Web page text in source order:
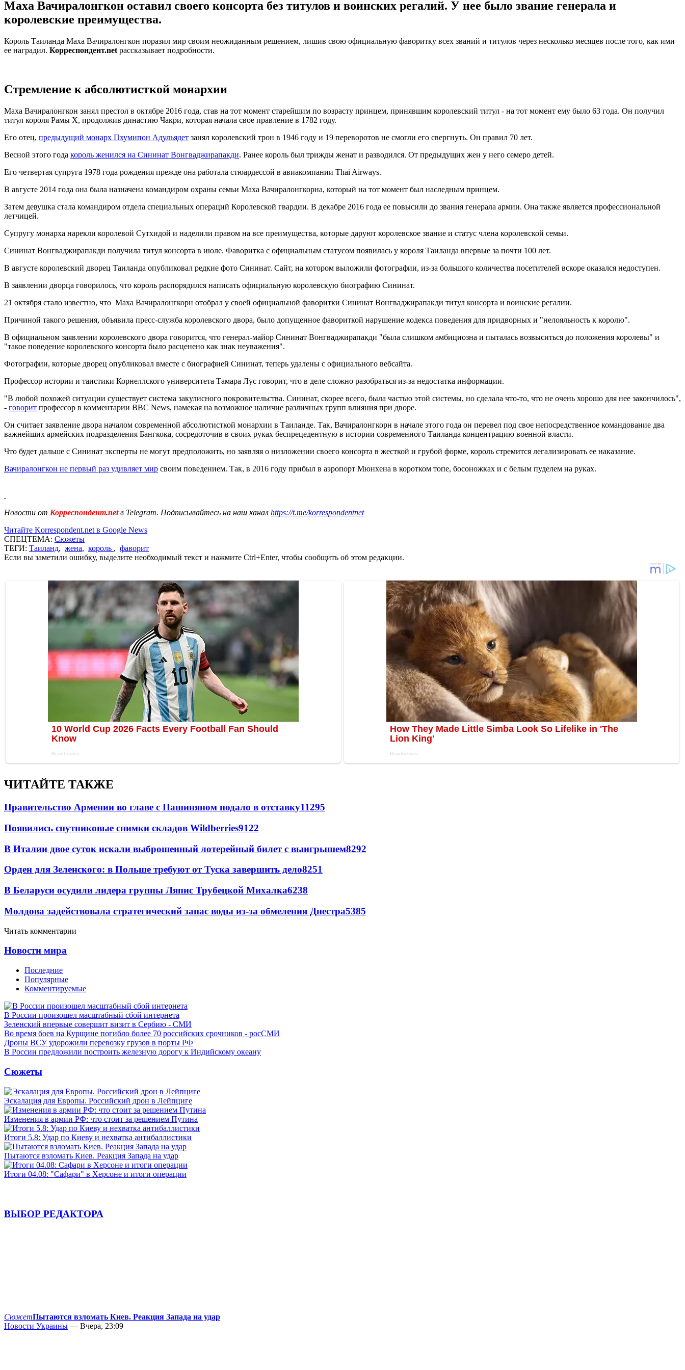
Маха Вачиралонгкон оставил своего консорта без титулов и воинских регалий. У нее было звание генерала и
королевские преимущества.
Король Таиланда Маха Вачиралонгкон поразил мир своим неожиданным решением, лишив свою официальную фаворитку всех званий и титулов через несколько месяцев после того, как ими
ее наградил. Корреспондент.net рассказывает подробности.
Стремление к абсолютисткой монархии
Маха Вачиралонгкон занял престол в октябре 2016 года, став на тот момент старейшим по возрасту принцем, принявшим королевский титул - на тот момент ему было 63 года. Он получил
титул короля Рамы X, продолжив династию Чакри, которая начала свое правление в 1782 году.
Его отец, предыдущий монарх Пхумипон Адульядет занял королевский трон в 1946 году и 19 переворотов не смогли его свергнуть. Он правил 70 лет.
Весной этого года король женился на Сининат Вонгваджирапакди. Ранее король был трижды женат и разводился. От предыдущих жен у него семеро детей.
Его четвертая супруга 1978 года рождения прежде она работала стюардессой в авиакомпании Thai Airways.
В августе 2014 года она была назначена командиром охраны семьи Маха Вачиралонгкорна, который на тот момент был наследным принцем.
Затем девушка стала командиром отдела специальных операций Королевской гвардии. В декабре 2016 года ее повысили до звания генерала армии. Она также является профессиональной
летчицей.
Супругу монарха нарекли королевой Сутхидой и наделили правом на все преимущества, которые даруют королевское звание и статус члена королевской семьи.
Сининат Вонгваджирапакди получила титул консорта в июле. Фаворитка с официальным статусом появилась у короля Таиланда впервые за почти 100 лет.
В августе королевский дворец Таиланда опубликовал редкие фото Сининат. Сайт, на котором выложили фотографии, из-за большого количества посетителей вскоре оказался недоступен.
В заявлении дворца говорилось, что король распорядился написать официальную королевскую биографию Сининат.
21 октября стало известно, что Маха Вачиралонгкорн отобрал у своей официальной фаворитки Сининат Вонгваджирапакди титул консорта и воинские регалии.
Причиной такого решения, объявила пресс-служба королевского двора, было допущенное фавориткой нарушение кодекса поведения для придворных и "нелояльность к королю".
В официальном заявлении королевского двора говорится, что генерал-майор Сининат Вонгваджирапакди "была слишком амбициозна и пыталась возвыситься до положения королевы" и
"такое поведение королевского консорта было расценено как знак неуважения".
Фотографии, которые дворец опубликовал вместе с биографией Сининат, теперь удалены с официального вебсайта.
Профессор истории и таистики Корнеллского университета Тамара Лус говорит, что в деле сложно разобраться из-за недостатка информации.
"В любой похожей ситуации существует система закулисного покровительства. Сининат, скорее всего, была частью этой системы, но сделала что-то, что не очень хорошо для нее закончилось",
- говорит профессор в комментарии BBC News, намекая на возможное наличие различных групп влияния при дворе.
Он считает заявление двора началом современной абсолютисткой монархии в Таиланде. Так, Вачиралонгкорн в начале этого года он перевел под свое непосредственное командование два
важнейших армейских подразделения Бангкока, сосредоточив в своих руках беспрецедентную в истории современного Таиланда концентрацию военной власти.
Что будет дальше с Сининат эксперты не могут предположить, но заявляя о низложении своего консорта в жесткой и грубой форме, король стремится легализировать ее наказание.
Вачиралонгкон не первый раз удивляет мир своим поведением. Так, в 2016 году прибыл в аэропорт Мюнхена в коротком топе, босоножках и с белым пуделем на руках.
Новости от Корреспондент.netв Telegram. Подписывайтесь на наш канал https://t.me/korrespondentnet
Читайте Korrespondent.net в Google News
СПЕЦТЕМА: Сюжеты
ТЕГИ: Таиланд, жена, король , фаворит
Если вы заметили ошибку, выделите необходимый текст и нажмите Ctrl+Enter, чтобы сообщить об этом редакции.
ЧИТАЙТЕ ТАКЖЕ
Правительство Армении во главе с Пашиняном подало в отставку11295
Появились спутниковые снимки складов Wildberries9122
В Италии двое суток искали выброшенный лотерейный билет с выигрышем8292
Орден для Зеленского: в Польше требуют от Туска завершить дело8251
В Беларуси осудили лидера группы Ляпис Трубецкой Михалка6238
Молдова задействовала стратегический запас воды из-за обмеления Днестра5385
Читать комментарии
Новости мира
Последние
Популярные
Комментируемые
В России произошел масштабный сбой интернета
Зеленский впервые совершит визит в Сербию - СМИ
Во время боев на Курщине погибло более 70 российских срочников - росСМИ
Дроны ВСУ удорожили перевозку грузов в порты РФ
В России предложили построить железную дорогу к Индийскому океану
Сюжеты
Эскалация для Европы. Российский дрон в Лейпциге
Изменения в армии РФ: что стоит за решением Путина
Итоги 5.8: Удар по Киеву и нехватка антибаллистики
Пытаются взломать Киев. Реакция Запада на удар
Итоги 04.08: "Сафари" в Херсоне и итоги операции
ВЫБОР РЕДАКТОРА
СюжетПытаются взломать Киев. Реакция Запада на удар
Новости Украины — Вчера, 23:09